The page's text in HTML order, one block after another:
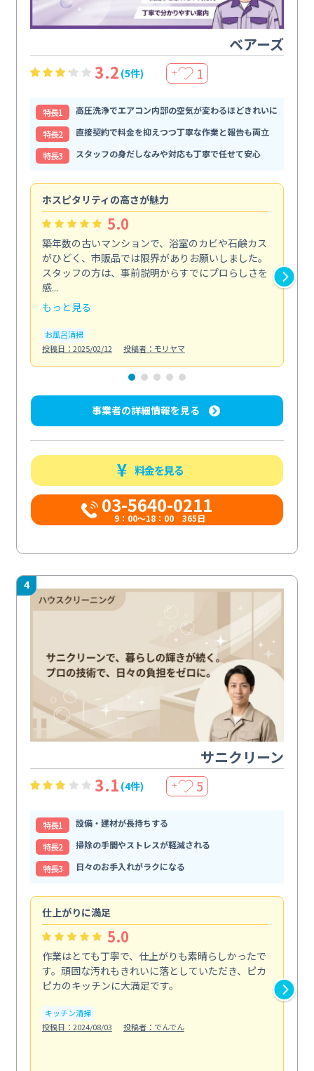
ベアーズ
3.2 (5件) ＋ 1
特⻑1
高圧洗浄でエアコン内部の空気が変わるほどきれいに
特⻑2
直接契約で料金を抑えつつ丁寧な作業と報告も両立
特⻑3
スタッフの身だしなみや対応も丁寧で任せて安心
ホスピタリティの高さが魅力
5.0
築年数の古いマンションで、浴室のカビや石鹸カス
がひどく、市販品では限界がありお願いしました。
スタッフの方は、事前説明からすでにプロらしさを
感...
もっと見る
お風呂清掃
投稿日：2025/02/12
投稿者：モリヤマ
事業者の詳細情報を見る
料金を見る
03-5640-0211
9：00～18：00 365日
4
サニクリーン
3.1 (4件) ＋ 5
特⻑1
設備・建材が長持ちする
特⻑2
掃除の手間やストレスが軽減される
特⻑3
日々のお手入れがラクになる
仕上がりに満足
5.0
作業はとても丁寧で、仕上がりも素晴らしかったで
す。頑固な汚れもきれいに落としていただき、ピカ
ピカのキッチンに大満足です。
キッチン清掃
投稿日：2024/08/03
投稿者：でんでん